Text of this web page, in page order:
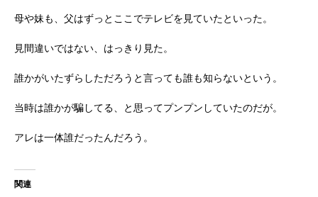
母や妹も、父はずっとここでテレビを見ていたといった。
見間違いではない、はっきり見た。
誰かがいたずらしただろうと言っても誰も知らないという。
当時は誰かが騙してる、と思ってプンプンしていたのだが。
アレは一体誰だったんだろう。
関連